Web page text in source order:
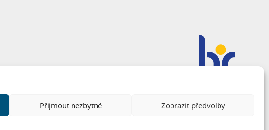
Přijmout nezbytné Zobrazit předvolby